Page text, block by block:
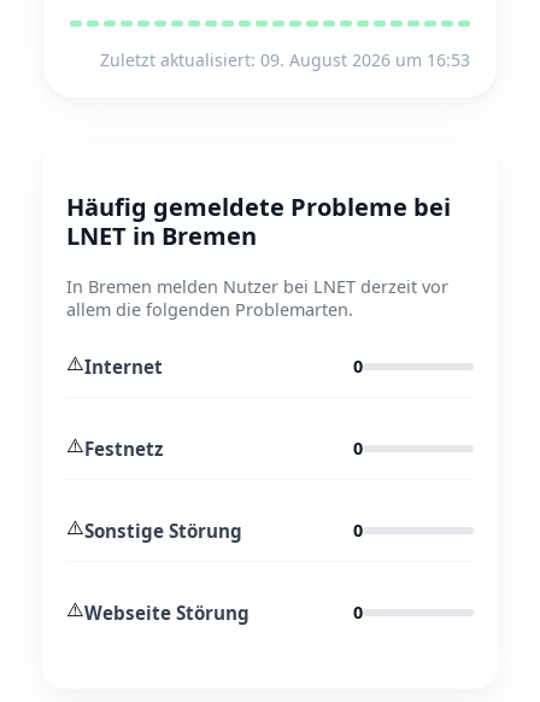
Zuletzt aktualisiert: 09. August 2026 um 16:53
Häufig gemeldete Probleme bei
LNET in Bremen
In Bremen melden Nutzer bei LNET derzeit vor
allem die folgenden Problemarten.
⚠️Internet 0
⚠️Festnetz 0
⚠️Sonstige Störung 0
⚠️Webseite Störung 0